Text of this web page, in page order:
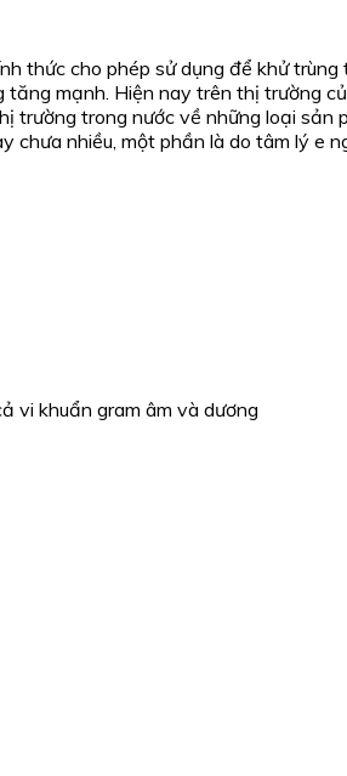
thức cho phép sử dụng để khử
mạnh. Hiện nay trên thị trường
trong nước về những loại sản
nhiều, một phần là do tâm lý e
vi khuẩn gram âm và dương